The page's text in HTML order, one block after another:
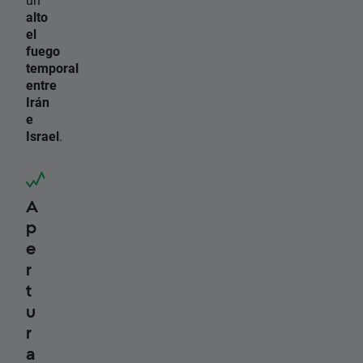
alto
el
fuego
temporal
entre
Irán
e
Israel.
A
p
e
r
t
u
r
a